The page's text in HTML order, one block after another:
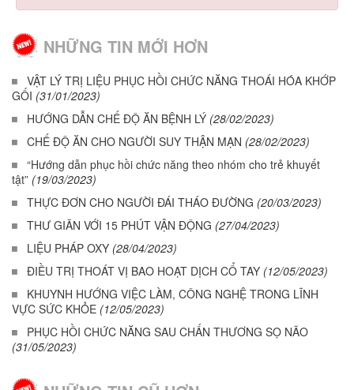
NHỮNG TIN MỚI HƠN
VẬT LÝ TRỊ LIỆU PHỤC HỒI CHỨC NĂNG THOÁI HÓA KHỚP
GỐI (31/01/2023)
HƯỚNG DẪN CHẾ ĐỘ ĂN BỆNH LÝ (28/02/2023)
CHẾ ĐỘ ĂN CHO NGƯỜI SUY THẬN MẠN (28/02/2023)
“Hướng dẫn phục hồi chức năng theo nhóm cho trẻ khuyết
tật” (19/03/2023)
THỰC ĐƠN CHO NGƯỜI ĐÁI THÁO ĐƯỜNG (20/03/2023)
THƯ GIÃN VỚI 15 PHÚT VẬN ĐỘNG (27/04/2023)
LIỆU PHÁP OXY (28/04/2023)
ĐIỀU TRỊ THOÁT VỊ BAO HOẠT DỊCH CỔ TAY (12/05/2023)
KHUYNH HƯỚNG VIỆC LÀM, CÔNG NGHỆ TRONG LĨNH
VỰC SỨC KHỎE (12/05/2023)
PHỤC HỒI CHỨC NĂNG SAU CHẤN THƯƠNG SỌ NÃO
(31/05/2023)